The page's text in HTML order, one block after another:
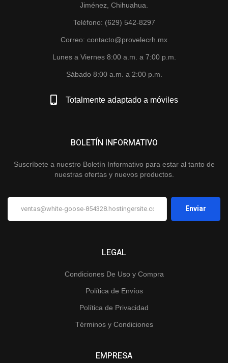
Jiménez, Chihuahua.
Teléfono: (629) 542-8297
Correo: contacto@provelecrh.mx
Lunes a Viernes 8:00 a.m. a 7:00 p.m.
Sábado 8:00 a.m. a 2:00 p.m.
Totalmente adaptado a móviles
LEGAL
Condiciones De Uso y Compra
Política de Envíos
Política de Privacidad
Términos y Condiciones
EMPRESA
BOLETÍN INFORMATIVO
Suscríbete a nuestro Boletín Informativo para estar al tanto de
nuestras ofertas y nuevos productos.